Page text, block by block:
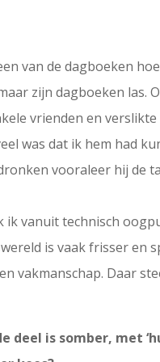
van de dagboeken
zijn dagboeken las.
vrienden en verslikte
was dat ik hem had
vooraleer hij de
vanuit technisch
is vaak frisser en
vakmanschap. Daar
deel is somber, met